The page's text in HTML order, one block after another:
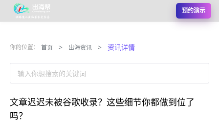
预约演示
你的位置： 首页 > 出海资讯 > 资讯详情
输入你想搜索的关键词
文章迟迟未被谷歌收录？这些细节你都做到位了
吗？